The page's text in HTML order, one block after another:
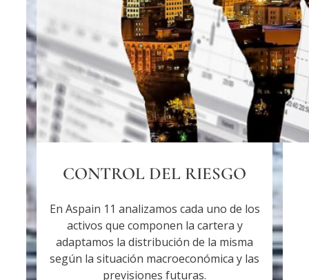
CONTROL DEL RIESGO
En Aspain 11 analizamos cada uno de los
activos que componen la cartera y
adaptamos la distribución de la misma
según la situación macroeconómica y las
previsiones futuras.